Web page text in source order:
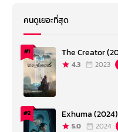
คนดูเยอะที่สุด
#1 The Creator
4.3 2023
#2 Exhuma
5.0 2024